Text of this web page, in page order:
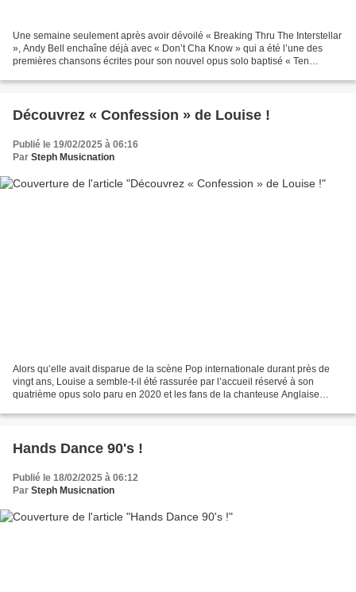
Une semaine seulement après avoir dévoilé « Breaking Thru The Interstellar
», Andy Bell enchaîne déjà avec « Don’t Cha Know » qui a été l’une des
premières chansons écrites pour son nouvel opus solo baptisé « Ten
Découvrez « Confession » de Louise !
Publié le 19/02/2025 à 06:16
Par Steph Musicnation
Alors qu’elle avait disparue de la scène Pop internationale durant près de
vingt ans, Louise a semble-t-il été rassurée par l’accueil réservé à son
quatrième opus solo paru en 2020 et les fans de la chanteuse Anglaise
Hands Dance 90's !
Publié le 18/02/2025 à 06:12
Par Steph Musicnation